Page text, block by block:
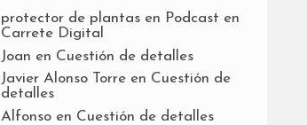
protector de plantas en Podcast en
Carrete Digital
Joan en Cuestión de detalles
Javier Alonso Torre en Cuestión de
detalles
Alfonso en Cuestión de detalles